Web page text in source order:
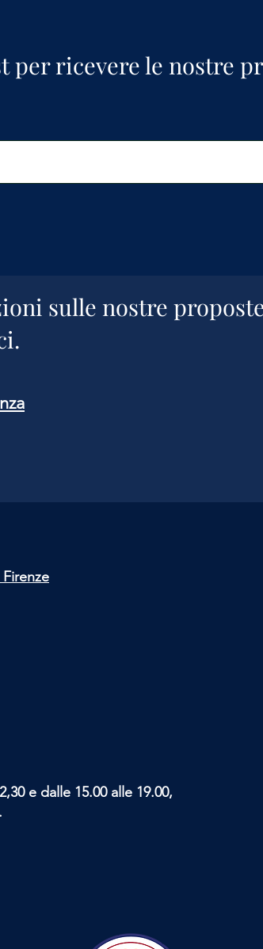
sulle nostre
ricevere le nostre
e dalle 15.00 alle 19.00,